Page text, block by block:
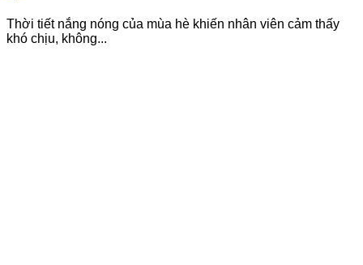
Thời tiết nắng nóng của mùa hè khiến nhân viên cảm thấy
khó chịu, không...